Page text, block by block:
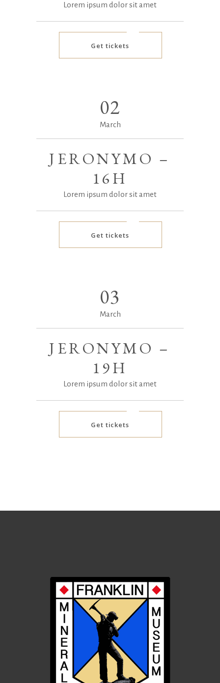
Lorem ipsum dolor sit amet
Get tickets
02
March
JERONYMO –
16H
Lorem ipsum dolor sit amet
Get tickets
03
March
JERONYMO –
19H
Lorem ipsum dolor sit amet
Get tickets